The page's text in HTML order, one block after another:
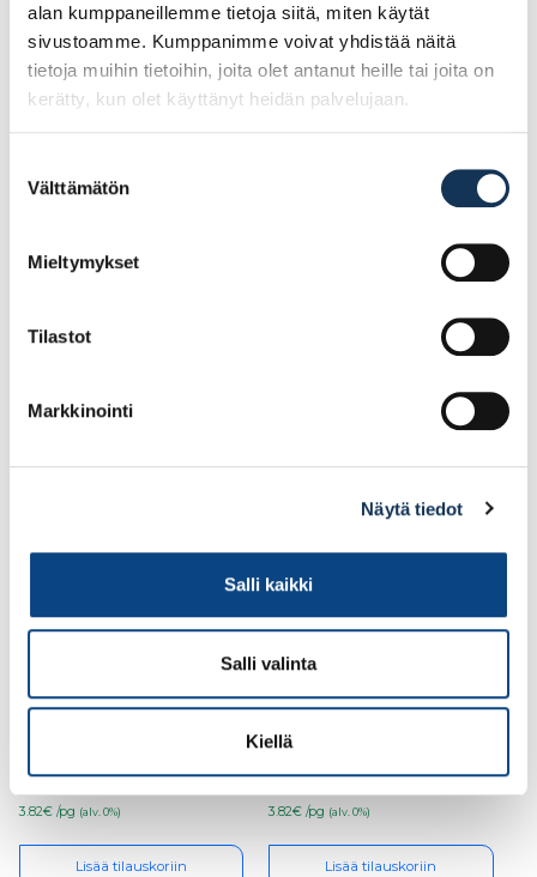
alan kumppaneillemme tietoja siitä, miten käytät
sivustoamme. Kumppanimme voivat yhdistää näitä
tietoja muihin tietoihin, joita olet antanut heille tai joita on
kerätty, kun olet käyttänyt heidän palvelujaan.
valinta
Välttämätön
Mieltymykset
Tilastot
Markkinointi
Näytä tiedot
Salli kaikki
Salli valinta
Kiellä
NIPPUSIDE 4,7 x 305mm
NIPPUSIDE 2,5 x 142mm
musta 100kpl/pss
3.82€ /pg (alv. 0%)
Lisää tilauskoriin
NIPPUSIDE 2,5 x 142mm
valkoinen 100kpl/pss
3.82€ /pg (alv. 0%)
Lisää tilauskoriin